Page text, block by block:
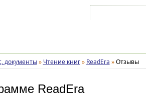
документы » Чтение книг » ReadEra » Отзывы
ReadEra